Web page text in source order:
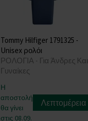
Tommy Hilfiger 1791325 -
Unisex ρολόι
ΡΟΛΟΓΙΑ - Για Άνδρες Και
Γυναίκες
Η
αποστολή
θα γίνει
στις 08.09.
Λεπτομέρεια